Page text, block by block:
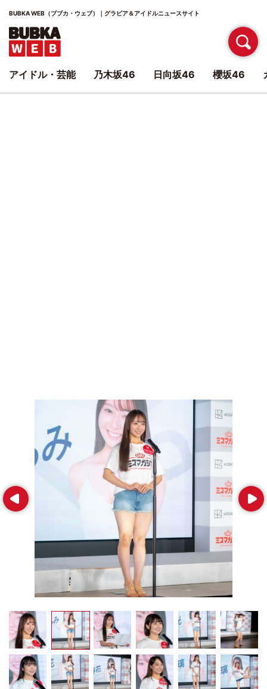
BUBKA WEB（ブブカ・ウェブ）｜グラビア＆アイドルニュースサイト
Prev Next
アイドル・芸能 乃木坂46 日向坂46 櫻坂46